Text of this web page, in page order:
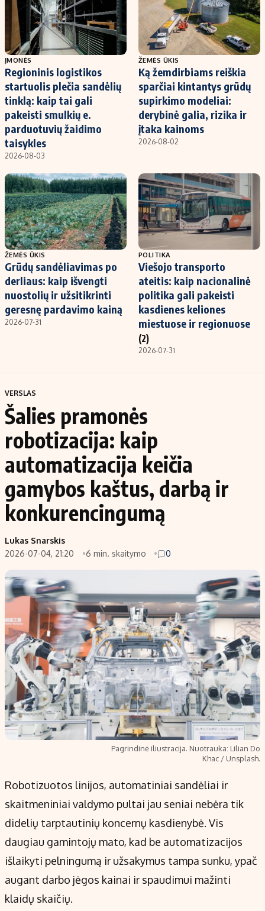
ĮMONĖS
Regioninis logistikos
startuolis plečia sandėlių
tinklą: kaip tai gali
pakeisti smulkių e.
parduotuvių žaidimo
taisykles
2026-08-03
ŽEMĖS ŪKIS
Ką žemdirbiams reiškia
sparčiai kintantys grūdų
supirkimo modeliai:
derybinė galia, rizika ir
įtaka kainoms
2026-08-02
ŽEMĖS ŪKIS
Grūdų sandėliavimas po
derliaus: kaip išvengti
nuostolių ir užsitikrinti
geresnę pardavimo kainą
2026-07-31
POLITIKA
Viešojo transporto
ateitis: kaip nacionalinė
politika gali pakeisti
kasdienes keliones
miestuose ir regionuose
(2)
2026-07-31
VERSLAS
Šalies pramonės
robotizacija: kaip
automatizacija keičia
gamybos kaštus, darbą ir
konkurencingumą
Lukas Snarskis
2026-07-04, 21:20
6 min. skaitymo 0
Pagrindinė iliustracija. Nuotrauka: Lilian Do
Khac / Unsplash.
Robotizuotos linijos, automatiniai sandėliai ir
skaitmeniniai valdymo pultai jau seniai nebėra tik
didelių tarptautinių koncernų kasdienybė. Vis
daugiau gamintojų mato, kad be automatizacijos
išlaikyti pelningumą ir užsakymus tampa sunku, ypač
augant darbo jėgos kainai ir spaudimui mažinti
klaidų skaičių.